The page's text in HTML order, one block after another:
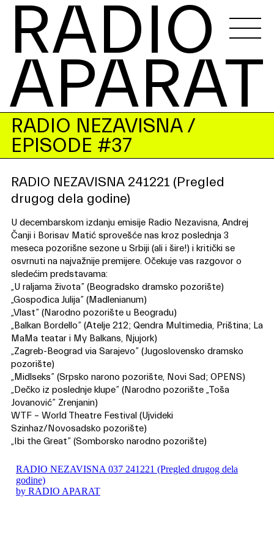
RADIO
APARAT
RADIO NEZAVISNA/
EPISODE #37
RADIO NEZAVISNA 241221 (Pregled
drugog dela godine)
U decembarskom izdanju emisije Radio Nezavisna, Andrej
Čanji i Borisav Matić sprovešće nas kroz poslednja 3
meseca pozorišne sezone u Srbiji (ali i šire!) i kritički se
osvrnuti na najvažnije premijere. Očekuje vas razgovor o
sledećim predstavama:
„U raljama života” (Beogradsko dramsko pozorište)
„Gospođica Julija” (Madlenianum)
„Vlast” (Narodno pozorište u Beogradu)
„Balkan Bordello” (Atelje 212; Qendra Multimedia, Priština; La
MaMa teatar i My Balkans, Njujork)
„Zagreb-Beograd via Sarajevo” (Jugoslovensko dramsko
pozorište)
„Midlseks” (Srpsko narono pozorište, Novi Sad; OPENS)
„Dečko iz poslednje klupe” (Narodno pozorište „Toša
Jovanović” Zrenjanin)
WTF – World Theatre Festival (Ujvideki
Szinhaz/Novosadsko pozorište)
„Ibi the Great” (Somborsko narodno pozorište)